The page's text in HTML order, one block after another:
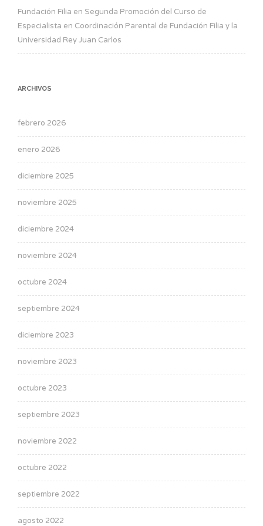
Fundación Filia en Segunda Promoción del Curso de
Especialista en Coordinación Parental de Fundación Filia y la
Universidad Rey Juan Carlos
ARCHIVOS
febrero 2026
enero 2026
diciembre 2025
noviembre 2025
diciembre 2024
noviembre 2024
octubre 2024
septiembre 2024
diciembre 2023
noviembre 2023
octubre 2023
septiembre 2023
noviembre 2022
octubre 2022
septiembre 2022
agosto 2022